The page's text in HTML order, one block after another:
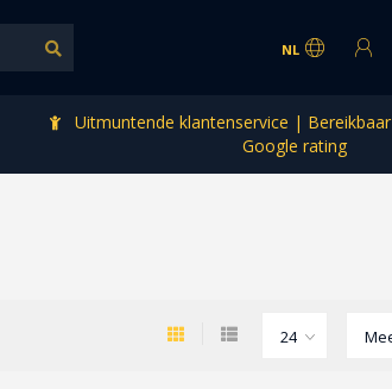
NL
Uitmuntende klantenservice |
Google rating